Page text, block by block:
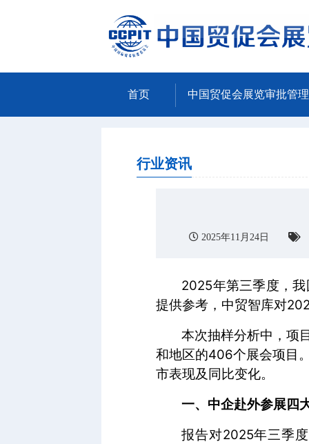
首页 中国贸促会展览审批管理
行业资讯
2025年11月24日
2025年第三季度，
提供参考，中贸智库对
本次抽样分析中，项
和地区的406个展会项目
市表现及同比变化。
一、中企赴外参展四
报告对2025年三季